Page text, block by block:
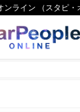
ンライン （スタピ・